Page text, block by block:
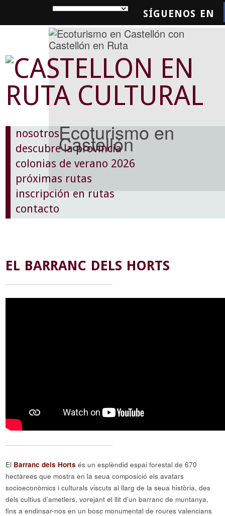
SÍGUENOS EN
Ecoturismo en
Castellón
nosotros
descubre la provincia
colonias de verano 2026
próximas rutas
inscripción en rutas
contacto
EL BARRANC DELS HORTS
El Barranc dels Horts és un esplèndid espai forestal de 670
hectàrees que mostra en la seua composició els avatars
socioeconòmics i culturals viscuts al llarg de la seua història, des
dels cultius d’ametlers, vorejant el llit d’un barranc de muntanya,
fins a endinsar-nos en un bosc monumental de roures valencians